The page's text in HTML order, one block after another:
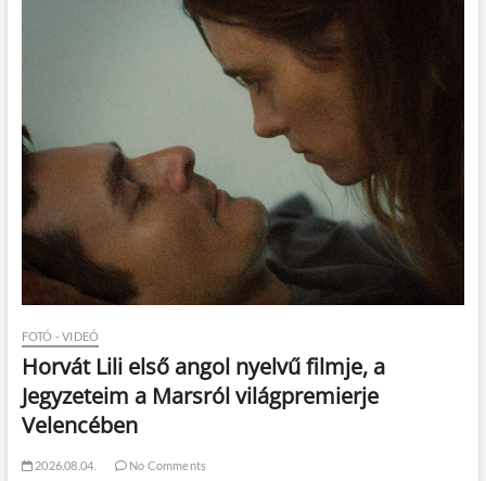
FOTÓ - VIDEÓ
Horvát Lili első angol nyelvű filmje, a
Jegyzeteim a Marsról világpremierje
Velencében
2026.08.04. No Comments